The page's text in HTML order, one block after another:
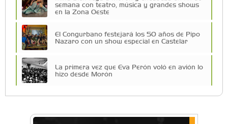
semana con teatro, música y grandes shows
en la Zona Oeste
El Congurbano festejará los 50 años de Pipo
Nazaro con un show especial en Castelar
La primera vez que Eva Perón voló en avión lo
hizo desde Morón